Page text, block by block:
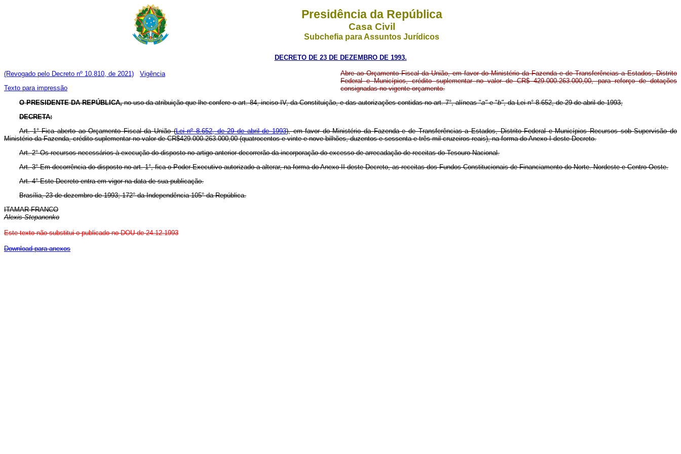
Presidência da República
Casa Civil
Subchefia para Assuntos Jurídicos
DECRETO DE 23 DE DEZEMBRO DE 1993.
(Revogado pelo Decreto nº 10.810, de 2021)
Vigência
Texto para impressão
Abre ao Orçamento Fiscal da União, em favor do Ministério da Fazenda e de Transferências a Estados, Distrito
Federal e Municípios, crédito suplementar no valor de CR$ 429.000.263.000,00, para reforço de dotações
consignadas no vigente orçamento.
O PRESIDENTE DA REPÚBLICA,no uso da atribuição que lhe confere o art. 84, inciso IV, da Constituição, e das autorizações contidas no art. 7°, alíneas "a"e "b", da Lei n° 8.652, de 29 de abril de 1993,
DECRETA:
Art. 1° Fica aberto ao Orçamento Fiscal da União (Lei nº 8.652, de 29 de abril de 1993), em favor do Ministério da Fazenda e de Transferências a Estados, Distrito Federal e Municípios Recursos sob Supervisão do
Ministério da Fazenda, crédito suplementar no valor de CR$429.000.263.000,00 (quatrocentos e vinte e nove bilhões, duzentos e sessenta e três mil cruzeiros reais), na forma do Anexo I deste Decreto.
Art. 2° Os recursos necessários à execução do disposto no artigo anterior decorrerão da incorporação do excesso de arrecadação de receitas do Tesouro Nacional.
Art. 3° Em decorrência do disposto no art. 1°, fica o Poder Executivo autorizado a alterar, na forma do Anexo II deste Decreto, as receitas dos Fundos Constitucionais de Financiamento do Norte. Nordeste e Centro-Oeste.
Art. 4° Este Decreto entra em vigor na data de sua publicação.
Brasília, 23 de dezembro de 1993; 172° da Independência 105° da República.
ITAMAR FRANCO
Alexis Stepanenko
Este texto não substitui o publicado no DOU de 24.12.1993
Download para anexos